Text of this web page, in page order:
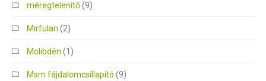
méregtelenítő(9)
Mirfulan (2)
Molibdén (1)
Msm fájdalomcsillapító (9)